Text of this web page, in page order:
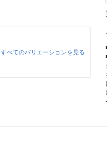
すべてのバリエーションを見る